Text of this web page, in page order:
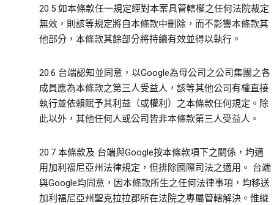
20.5 如本條款任一規定經對本案具管轄權之任何法院裁定
無效，則該等規定將自本條款中刪除，而不影響本條款其
他部分，本條款其餘部分將持續有效並得以執行。
20.6 台端認知並同意，以Google為母公司之公司集團之各
成員應為本條款之第三人受益人，該等其他公司有權直接
執行並依賴賦予其利益（或權利）之本條款任何規定。除
此以外，其他任何人或公司皆非本條款第三人受益人。
20.7 本條款及 台端與Google按本條款項下之關係，均適
用加利福尼亞州法律規定，但排除國際司法之適用。 台端
與Google均同意，因本條款所生之任何法律事項，均移送
加利福尼亞州聖克拉拉郡所在法院之專屬管轄解決。惟縱